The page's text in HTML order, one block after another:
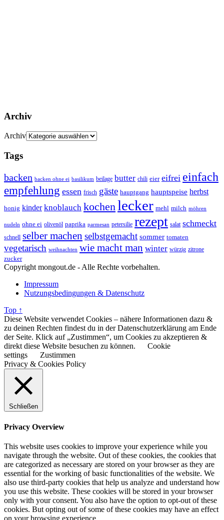
Archiv
Archiv
Tags
backen backen ohne ei basilikum beilage butter chili eier eifrei einfach
empfehlung essen frisch gäste hauptgang hauptspeise herbst
honig kinder knoblauch kochenlecker mehl milch möhren
nudeln ohne ei olivenöl paprika parmesan petersilie rezept salat schmeckt
schnell selber machen selbstgemacht sommer tomaten
vegetarisch weihnachten wie macht man winter würzig zitrone
zucker
Copyright mongout.de - Alle Rechte vorbehalten.
Impressum
Nutzungsbedingungen & Datenschutz
Top ↑
Diese Website verwendet Cookies – nähere Informationen dazu &
zu deinen Rechten findest du in der Datenschutzerklärung am Ende
der Seite. Klick auf „Zustimmen“, um Cookies zu akzeptieren &
direkt diese Website besuchen zu können.
Cookie
settings
Zustimmen
Privacy & Cookies Policy
Schließen
Privacy Overview
This website uses cookies to improve your experience while you
navigate through the website. Out of these cookies, the cookies that
are categorized as necessary are stored on your browser as they are
essential for the working of basic functionalities of the website. We
also use third-party cookies that help us analyze and understand how
you use this website. These cookies will be stored in your browser
only with your consent. You also have the option to opt-out of these
cookies. But opting out of some of these cookies may have an effect
on your browsing experience.